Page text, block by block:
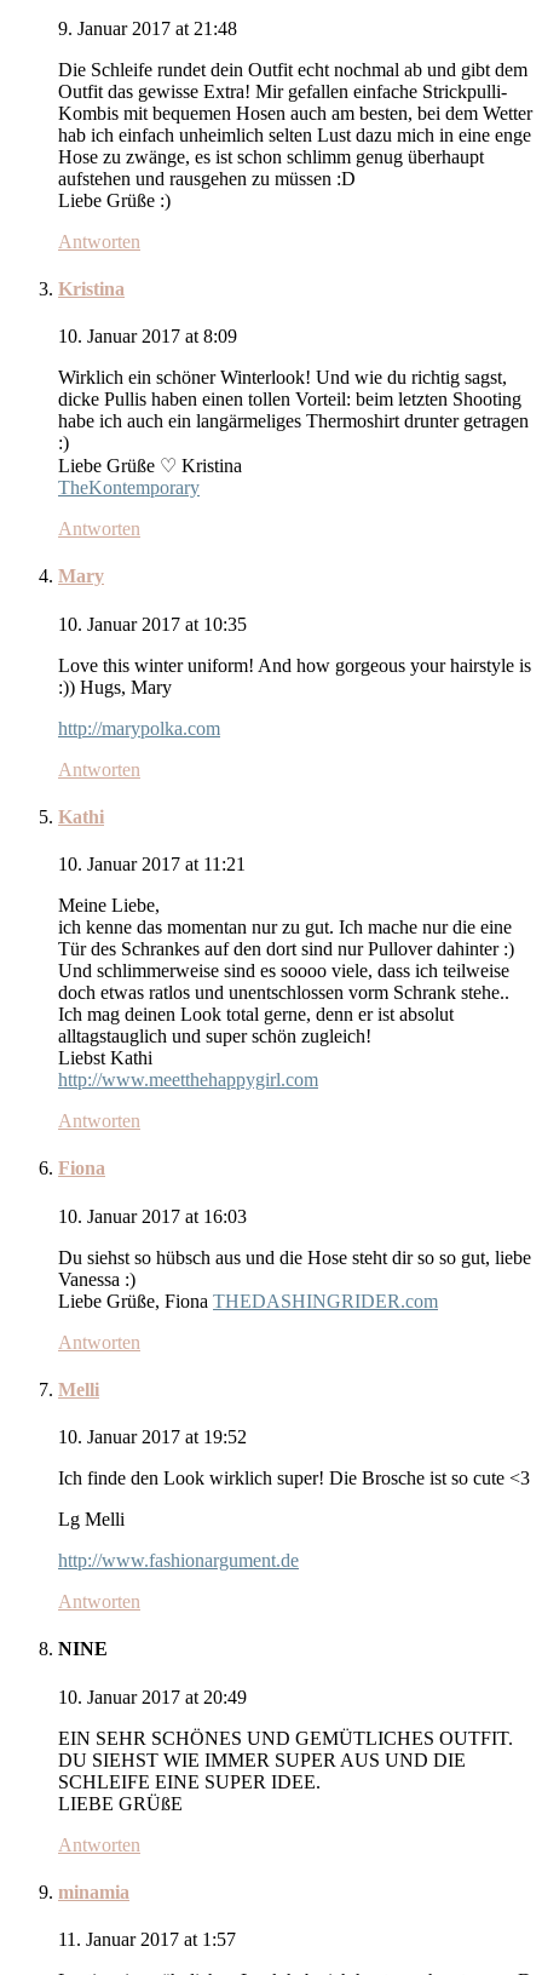
9. Januar 2017 at 21:48
Die Schleife rundet dein Outfit echt nochmal ab und gibt dem
Outfit das gewisse Extra! Mir gefallen einfache Strickpulli-
Kombis mit bequemen Hosen auch am besten, bei dem Wetter
hab ich einfach unheimlich selten Lust dazu mich in eine enge
Hose zu zwänge, es ist schon schlimm genug überhaupt
aufstehen und rausgehen zu müssen :D
Liebe Grüße :)
Antworten
Kristina
10. Januar 2017 at 8:09
Wirklich ein schöner Winterlook! Und wie du richtig sagst,
dicke Pullis haben einen tollen Vorteil: beim letzten Shooting
habe ich auch ein langärmeliges Thermoshirt drunter getragen
:)
Liebe Grüße ♡ Kristina
TheKontemporary
Antworten
Mary
10. Januar 2017 at 10:35
Love this winter uniform! And how gorgeous your hairstyle is
:)) Hugs, Mary
http://marypolka.com
Antworten
Kathi
10. Januar 2017 at 11:21
Meine Liebe,
ich kenne das momentan nur zu gut. Ich mache nur die eine
Tür des Schrankes auf den dort sind nur Pullover dahinter :)
Und schlimmerweise sind es soooo viele, dass ich teilweise
doch etwas ratlos und unentschlossen vorm Schrank stehe..
Ich mag deinen Look total gerne, denn er ist absolut
alltagstauglich und super schön zugleich!
Liebst Kathi
http://www.meetthehappygirl.com
Antworten
Fiona
10. Januar 2017 at 16:03
Du siehst so hübsch aus und die Hose steht dir so so gut, liebe
Vanessa :)
Liebe Grüße, Fiona THEDASHINGRIDER.com
Antworten
Melli
10. Januar 2017 at 19:52
Ich finde den Look wirklich super! Die Brosche ist so cute <3
Lg Melli
http://www.fashionargument.de
Antworten
NINE
10. Januar 2017 at 20:49
EIN SEHR SCHÖNES UND GEMÜTLICHES OUTFIT.
DU SIEHST WIE IMMER SUPER AUS UND DIE
SCHLEIFE EINE SUPER IDEE.
LIEBE GRÜßE
Antworten
minamia
11. Januar 2017 at 1:57